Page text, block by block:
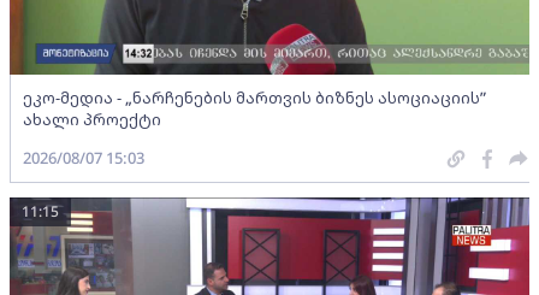
ეკო-მედია - „ნარჩენების მართვის ბიზნეს ასოციაციის”
ახალი პროექტი
2026/08/07 15:03
11:15